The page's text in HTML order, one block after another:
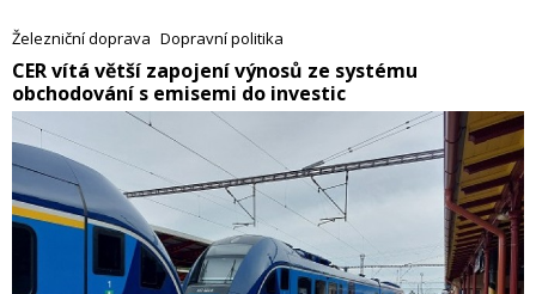
bezpečnou, efektivní a udržitelnou železniční dopravu.
Železniční doprava Dopravní politika
​CER vítá větší zapojení výnosů ze systému
obchodování s emisemi do investic